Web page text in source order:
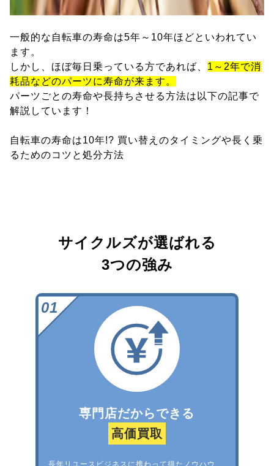
一般的な自転車の寿命は5年～10年ほどといわれてい
ます。
しかし、ほぼ毎日乗っている方であれば、 1～2年で消
耗品などのパーツに寿命が来ます。
パーツごとの寿命や長持ちさせる方法は以下の記事で
解説しています！
自転車の寿命は10年!? 買い替えのタイミングや長く乗
るためのコツと処分方法
サイクルズが選ばれる
3つの強み
専門店だからできる
高価買取